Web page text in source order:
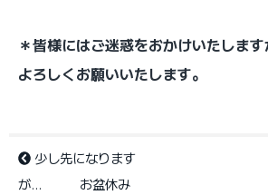
＊皆様にはご迷惑をおかけいたしま
よろしくお願いいたします。
少し先になります
が… お盆休み